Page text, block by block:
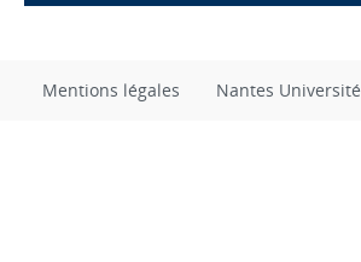
Mentions légales Nantes Université